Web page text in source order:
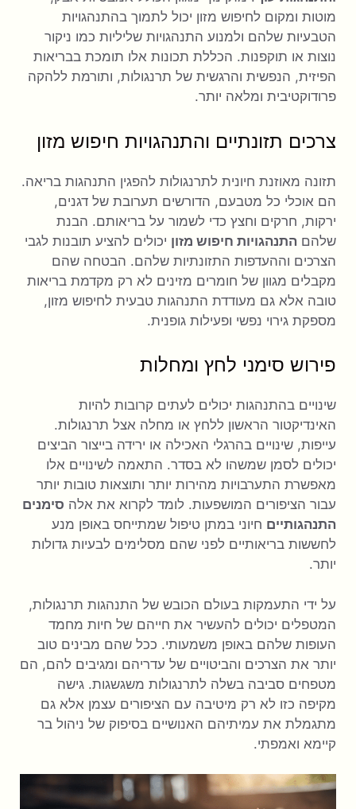
מוטות ומקום לחיפוש מזון יכול לתמוך בהתנהגויות
הטבעיות שלהם ולמנוע התנהגויות שליליות כמו ניקור
נוצות או תוקפנות. הכללת תכונות אלו תומכת בבריאות
הפיזית, הנפשית והרגשית של תרנגולות, ותורמת ללהקה
פרודוקטיבית ומלאה יותר.
צרכים תזונתיים והתנהגויות חיפוש מזון
תזונה מאוזנת חיונית לתרנגולות להפגין התנהגות בריאה.
הם אוכלי כל מטבעם, הדורשים תערובת של דגנים,
ירקות, חרקים וחצץ כדי לשמור על בריאותם. הבנת
שלהם התנהגויות חיפוש מזון יכולים להציע תובנות לגבי
הצרכים וההעדפות התזונתיות שלהם. הבטחה שהם
מקבלים מגוון של חומרים מזינים לא רק מקדמת בריאות
טובה אלא גם מעודדת התנהגות טבעית לחיפוש מזון,
מספקת גירוי נפשי ופעילות גופנית.
פירוש סימני לחץ ומחלות
שינויים בהתנהגות יכולים לעתים קרובות להיות
האינדיקטור הראשון ללחץ או מחלה אצל תרנגולות.
עייפות, שינויים בהרגלי האכילה או ירידה בייצור הביצים
יכולים לסמן שמשהו לא בסדר. התאמה לשינויים אלו
מאפשרת התערבויות מהירות יותר ותוצאות טובות יותר
עבור הציפורים המושפעות. לומד לקרוא את אלה סימנים
התנהגותיים חיוני במתן טיפול שמתייחס באופן מנע
לחששות בריאותיים לפני שהם מסלימים לבעיות גדולות
יותר.
על ידי התעמקות בעולם הכובש של התנהגות תרנגולות,
המטפלים יכולים להעשיר את חייהם של חיות מחמד
העופות שלהם באופן משמעותי. ככל שהם מבינים טוב
יותר את הצרכים והביטויים של עדריהם ומגיבים להם, הם
מטפחים סביבה בשלה לתרנגולות משגשגות. גישה
מקיפה כזו לא רק מיטיבה עם הציפורים עצמן אלא גם
מתגמלת את עמיתיהם האנושיים בסיפוק של ניהול בר
קיימא ואמפתי.